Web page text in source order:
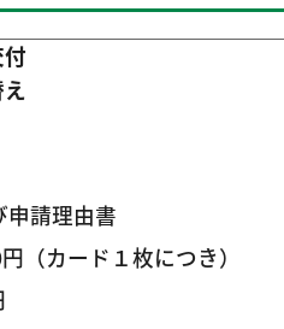
申請理由書
（カード１枚につき）